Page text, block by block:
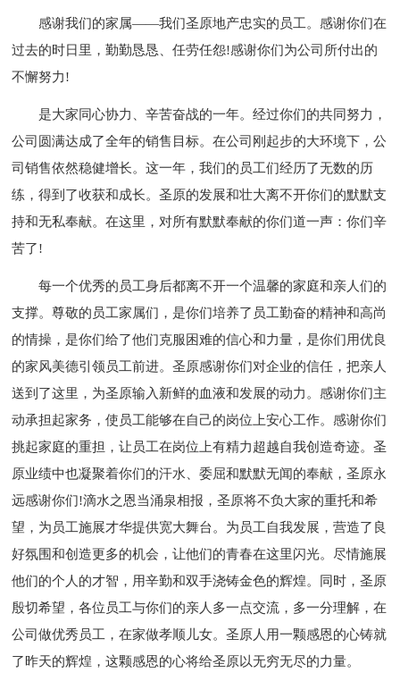
感谢我们的家属——我们圣原地产忠实的员工。感谢你们在
过去的时日里，勤勤恳恳、任劳任怨!感谢你们为公司所付出的
不懈努力!
是大家同心协力、辛苦奋战的一年。经过你们的共同努力，
公司圆满达成了全年的销售目标。在公司刚起步的大环境下，公
司销售依然稳健增长。这一年，我们的员工们经历了无数的历
练，得到了收获和成长。圣原的发展和壮大离不开你们的默默支
持和无私奉献。在这里，对所有默默奉献的你们道一声：你们辛
苦了!
每一个优秀的员工身后都离不开一个温馨的家庭和亲人们的
支撑。尊敬的员工家属们，是你们培养了员工勤奋的精神和高尚
的情操，是你们给了他们克服困难的信心和力量，是你们用优良
的家风美德引领员工前进。圣原感谢你们对企业的信任，把亲人
送到了这里，为圣原输入新鲜的血液和发展的动力。感谢你们主
动承担起家务，使员工能够在自己的岗位上安心工作。感谢你们
挑起家庭的重担，让员工在岗位上有精力超越自我创造奇迹。圣
原业绩中也凝聚着你们的汗水、委屈和默默无闻的奉献，圣原永
远感谢你们!滴水之恩当涌泉相报，圣原将不负大家的重托和希
望，为员工施展才华提供宽大舞台。为员工自我发展，营造了良
好氛围和创造更多的机会，让他们的青春在这里闪光。尽情施展
他们的个人的才智，用辛勤和双手浇铸金色的辉煌。同时，圣原
殷切希望，各位员工与你们的亲人多一点交流，多一分理解，在
公司做优秀员工，在家做孝顺儿女。圣原人用一颗感恩的心铸就
了昨天的辉煌，这颗感恩的心将给圣原以无穷无尽的力量。